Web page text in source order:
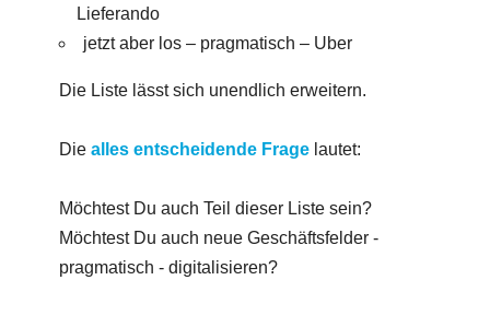
Lieferando
jetzt aber los – pragmatisch – Uber
Die Liste lässt sich unendlich erweitern.
Diealles entscheidende Frage lautet:
Möchtest Du auch Teil dieser Liste sein?
Möchtest Du auch neue Geschäftsfelder -
pragmatisch - digitalisieren?